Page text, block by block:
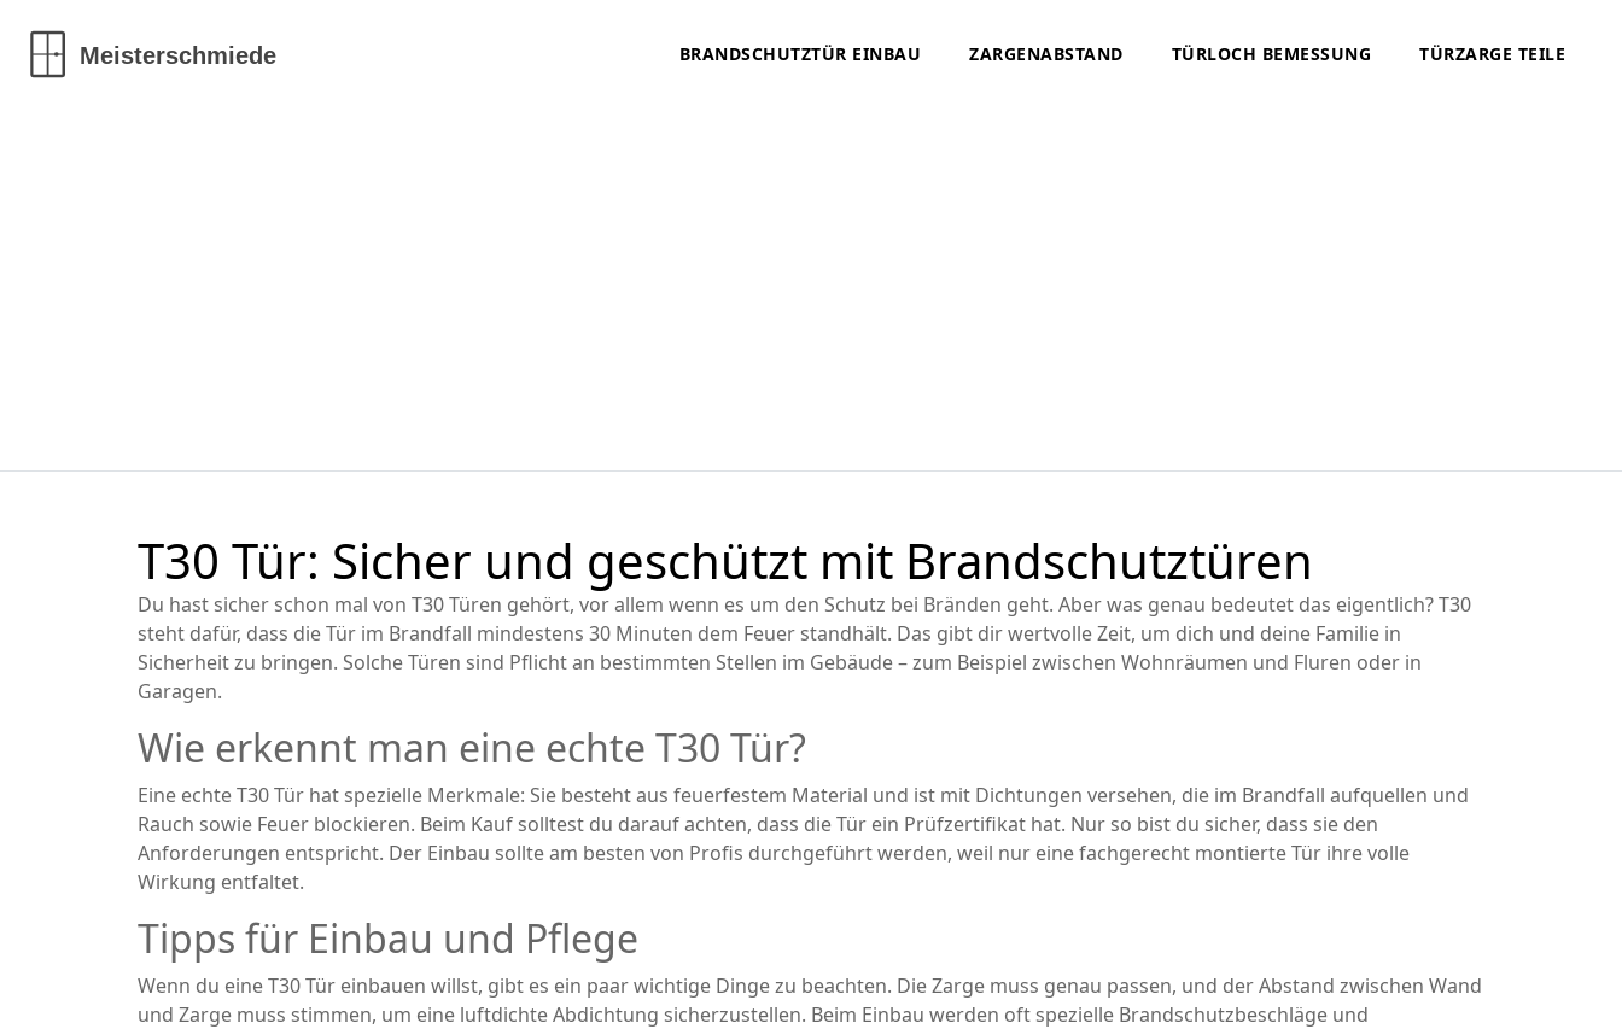
BRANDSCHUTZTÜR EINBAU ZARGENABSTAND TÜRLOCH BEMESSUNG TÜRZARGE TEILE
T30 Tür: Sicher und geschützt mit Brandschutztüren
Du hast sicher schon mal von T30 Türen gehört, vor allem wenn es um den Schutz bei Bränden geht. Aber was genau bedeutet das eigentlich? T30
steht dafür, dass die Tür im Brandfall mindestens 30 Minuten dem Feuer standhält. Das gibt dir wertvolle Zeit, um dich und deine Familie in
Sicherheit zu bringen. Solche Türen sind Pflicht an bestimmten Stellen im Gebäude – zum Beispiel zwischen Wohnräumen und Fluren oder in
Garagen.
Wie erkennt man eine echte T30 Tür?
Eine echte T30 Tür hat spezielle Merkmale: Sie besteht aus feuerfestem Material und ist mit Dichtungen versehen, die im Brandfall aufquellen und
Rauch sowie Feuer blockieren. Beim Kauf solltest du darauf achten, dass die Tür ein Prüfzertifikat hat. Nur so bist du sicher, dass sie den
Anforderungen entspricht. Der Einbau sollte am besten von Profis durchgeführt werden, weil nur eine fachgerecht montierte Tür ihre volle
Wirkung entfaltet.
Tipps für Einbau und Pflege
Wenn du eine T30 Tür einbauen willst, gibt es ein paar wichtige Dinge zu beachten. Die Zarge muss genau passen, und der Abstand zwischen Wand
und Zarge muss stimmen, um eine luftdichte Abdichtung sicherzustellen. Beim Einbau werden oft spezielle Brandschutzbeschläge und